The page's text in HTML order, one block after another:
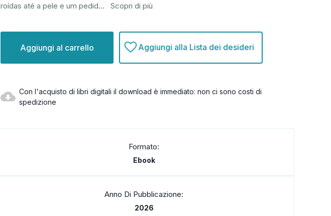
roídas até a pele e um pedid... Scopri di più
attuale:
Aggiungi alla Lista dei desideri
Con l'acquisto di libri digitali il download è immediato: non ci sono costi di
spedizione
Formato:
Ebook
Anno Di Pubblicazione:
2026